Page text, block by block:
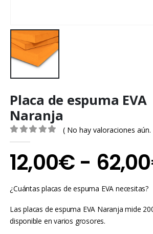
Placa de espuma EVA
Naranja
0out of 5
( No hay valoraciones aún.
12,00€ - 62,00
¿Cuántas placas de espuma EVA necesitas?
Las placas de espuma EVA Naranja mide
disponible en varios grosores.